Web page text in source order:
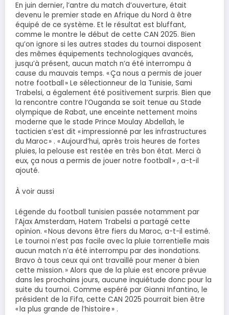
En juin dernier, l’antre du match d’ouverture, était
devenu le premier stade en Afrique du Nord à être
équipé de ce système. Et le résultat est bluffant,
comme le montre le début de cette CAN 2025. Bien
qu’on ignore si les autres stades du tournoi disposent
des mêmes équipements technologiques avancés,
jusqu’à présent, aucun match n’a été interrompu à
cause du mauvais temps. « Ça nous a permis de jouer
notre football » Le sélectionneur de la Tunisie, Sami
Trabelsi, a également été positivement surpris. Bien que
la rencontre contre l’Ouganda se soit tenue au Stade
olympique de Rabat, une enceinte nettement moins
moderne que le stade Prince Moulay Abdellah, le
tacticien s’est dit « impressionné par les infrastructures
du Maroc » . « Aujourd’hui, après trois heures de fortes
pluies, la pelouse est restée en très bon état. Merci à
eux, ça nous a permis de jouer notre football » , a-t-il
ajouté.
À voir aussi
Légende du football tunisien passée notamment par
l’Ajax Amsterdam, Hatem Trabelsi a partagé cette
opinion. « Nous devons être fiers du Maroc, a-t-il estimé.
Le tournoi n’est pas facile avec la pluie torrentielle mais
aucun match n’a été interrompu par des inondations.
Bravo à tous ceux qui ont travaillé pour mener à bien
cette mission. » Alors que de la pluie est encore prévue
dans les prochains jours, aucune inquiétude donc pour la
suite du tournoi. Comme espéré par Gianni Infantino, le
président de la Fifa, cette CAN 2025 pourrait bien être
« la plus grande de l’histoire » .